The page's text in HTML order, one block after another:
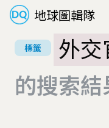
地球圖輯隊
標籤
外交
的搜索結